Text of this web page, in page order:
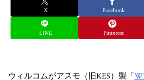
X Facebook
LINE Pinterest
ウィルコムがアスモ（旧KES）製「